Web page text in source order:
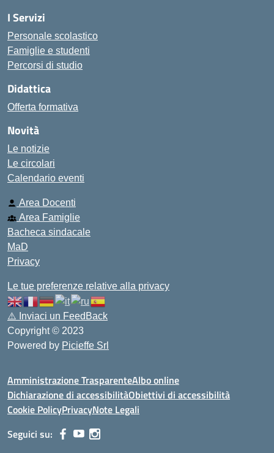
I Servizi
Personale scolastico
Famiglie e studenti
Percorsi di studio
Didattica
Offerta formativa
Novità
Le notizie
Le circolari
Calendario eventi
Area Docenti
Area Famiglie
Bacheca sindacale
MaD
Privacy
Le tue preferenze relative alla privacy
⚠️ Inviaci un FeedBack
Copyright © 2023
Powered by Picieffe Srl
Amministrazione TrasparenteAlbo online
Dichiarazione di accessibilitàObiettivi di accessibilità
Cookie PolicyPrivacyNote Legali
Seguici su: